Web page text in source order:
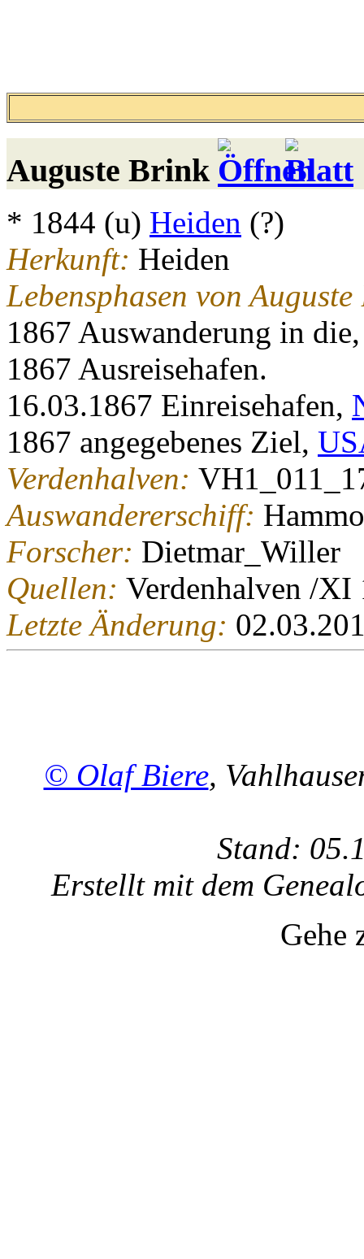
Auguste Brink
* 1844 (u) Heiden (?)
Herkunft: Heiden
Lebensphasen von
1867 Auswanderung in
1867 Ausreisehafen.
16.03.1867 Einreisehafen,
1867 angegebenes Ziel,
Verdenhalven:
Auswandererschiff:
Forscher: Dietmar_Willer
Quellen: Verdenhalven /XI
Letzte Änderung:
© Olaf Biere,
Stand:
Erstellt mit dem
Gehe